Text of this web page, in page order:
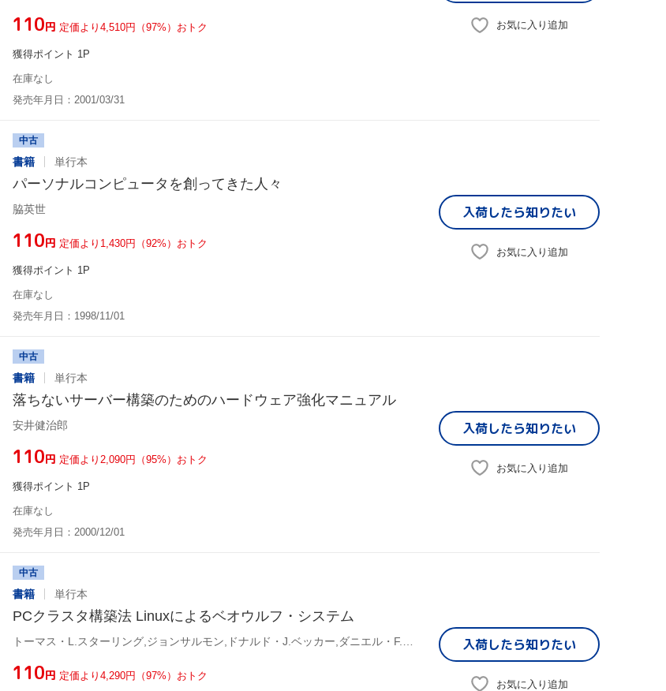
¥110円 定価より4,510円（97%）おトク
獲得ポイント 1P
在庫なし
発売年月日：2001/03/31
お気に入り追加
中古
書籍 単行本
パーソナルコンピュータを創ってきた人々
脇英世
¥110円 定価より1,430円（92%）おトク
獲得ポイント 1P
在庫なし
発売年月日：1998/11/01
入荷したら知りたい
お気に入り追加
中古
書籍 単行本
落ちないサーバー構築のためのハードウェア強化マニュアル
安井健治郎
¥110円 定価より2,090円（95%）おトク
獲得ポイント 1P
在庫なし
発売年月日：2000/12/01
入荷したら知りたい
お気に入り追加
中古
書籍 単行本
PCクラスタ構築法 Linuxによるベオウルフ・システム
¥110円 定価より4,290円（97%）おトク
入荷したら知りたい
お気に入り追加